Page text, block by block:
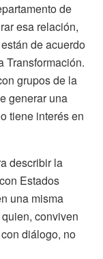
de
esa relación,
de acuerdo
Transformación.
grupos de la
generar una
tiene interés en
describir la
Estados
una misma
conviven
diálogo, no